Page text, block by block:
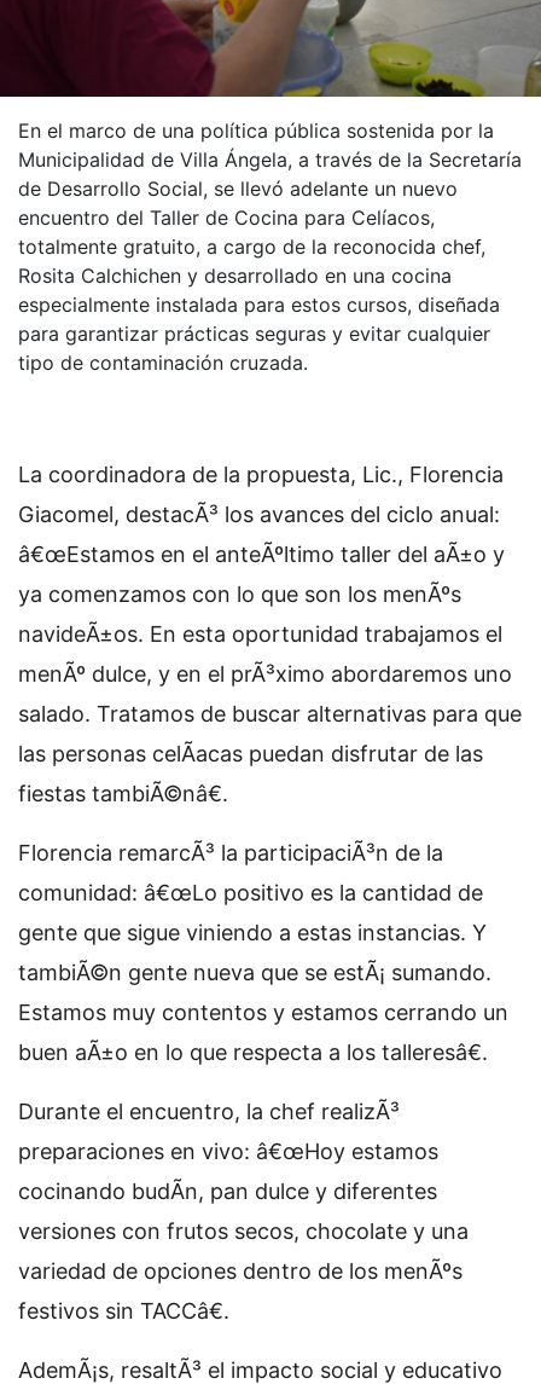
En el marco de una política pública sostenida por la
Municipalidad de Villa Ángela, a través de la Secretaría
de Desarrollo Social, se llevó adelante un nuevo
encuentro del Taller de Cocina para Celíacos,
totalmente gratuito, a cargo de la reconocida chef,
Rosita Calchichen y desarrollado en una cocina
especialmente instalada para estos cursos, diseñada
para garantizar prácticas seguras y evitar cualquier
tipo de contaminación cruzada.
La coordinadora de la propuesta, Lic., Florencia
Giacomel, destacÃ³ los avances del ciclo anual:
â€œEstamos en el anteÃºltimo taller del aÃ±o y
ya comenzamos con lo que son los menÃºs
navideÃ±os. En esta oportunidad trabajamos el
menÃº dulce, y en el prÃ³ximo abordaremos uno
salado. Tratamos de buscar alternativas para que
las personas celÃ­acas puedan disfrutar de las
fiestas tambiÃ©nâ€.
Florencia remarcÃ³ la participaciÃ³n de la
comunidad: â€œLo positivo es la cantidad de
gente que sigue viniendo a estas instancias. Y
tambiÃ©n gente nueva que se estÃ¡ sumando.
Estamos muy contentos y estamos cerrando un
buen aÃ±o en lo que respecta a los talleresâ€.
Durante el encuentro, la chef realizÃ³
preparaciones en vivo: â€œHoy estamos
cocinando budÃ­n, pan dulce y diferentes
versiones con frutos secos, chocolate y una
variedad de opciones dentro de los menÃºs
festivos sin TACCâ€.
AdemÃ¡s, resaltÃ³ el impacto social y educativo